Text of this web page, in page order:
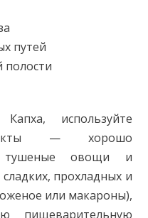
путей
полости
используйте
— хорошо
тушеные овощи и
прохладных и
или макароны),
пищеварительную